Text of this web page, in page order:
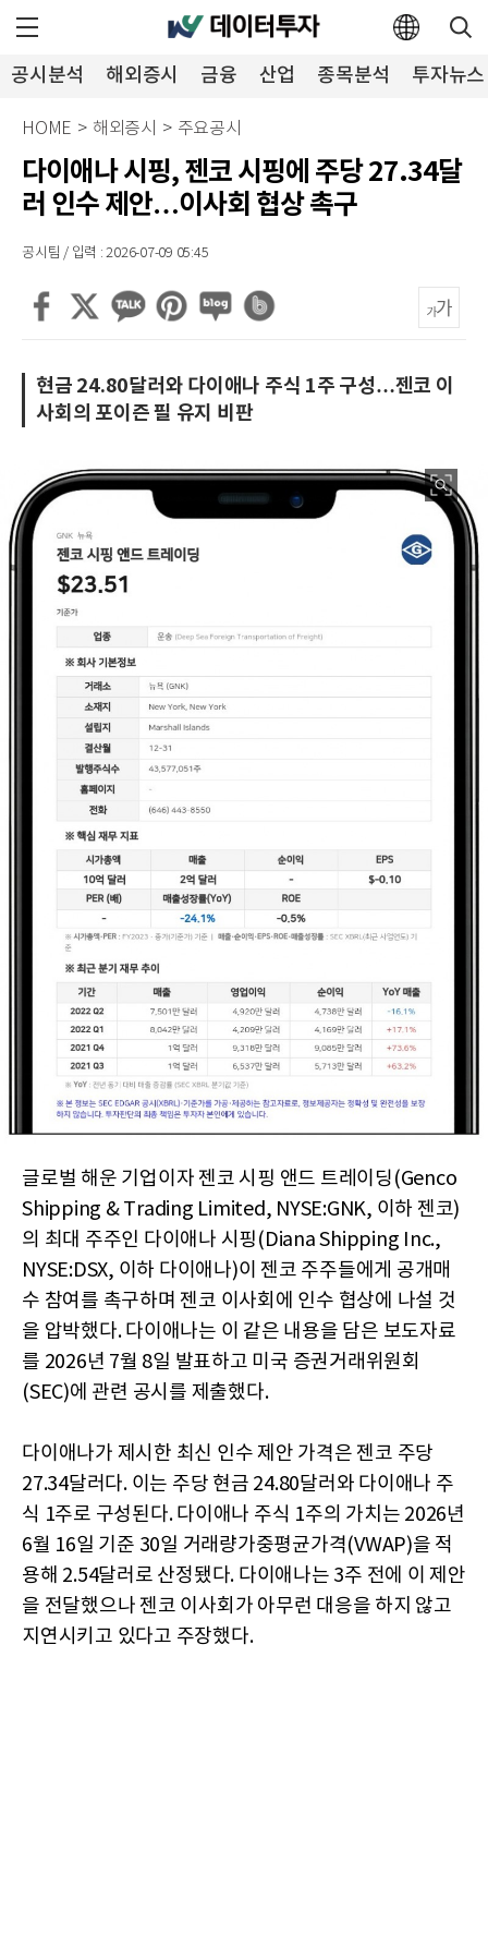
공시분석 해외증시 금융 산업 종목분석 투자뉴스
HOME > 해외증시 > 주요공시
다이애나 시핑, 젠코 시핑에 주당 27.34달
러 인수 제안…이사회 협상 촉구
공시팀 / 입력 : 2026-07-09 05:45
현금 24.80달러와 다이애나 주식 1주 구성…젠코 이
사회의 포이즌 필 유지 비판
글로벌 해운 기업이자 젠코 시핑 앤드 트레이딩(Genco
Shipping & Trading Limited, NYSE:GNK, 이하 젠코)
의 최대 주주인 다이애나 시핑(Diana Shipping Inc.,
NYSE:DSX, 이하 다이애나)이 젠코 주주들에게 공개매
수 참여를 촉구하며 젠코 이사회에 인수 협상에 나설 것
을 압박했다. 다이애나는 이 같은 내용을 담은 보도자료
를 2026년 7월 8일 발표하고 미국 증권거래위원회
(SEC)에 관련 공시를 제출했다.
다이애나가 제시한 최신 인수 제안 가격은 젠코 주당
27.34달러다. 이는 주당 현금 24.80달러와 다이애나 주
식 1주로 구성된다. 다이애나 주식 1주의 가치는 2026년
6월 16일 기준 30일 거래량가중평균가격(VWAP)을 적
용해 2.54달러로 산정됐다. 다이애나는 3주 전에 이 제안
을 전달했으나 젠코 이사회가 아무런 대응을 하지 않고
지연시키고 있다고 주장했다.